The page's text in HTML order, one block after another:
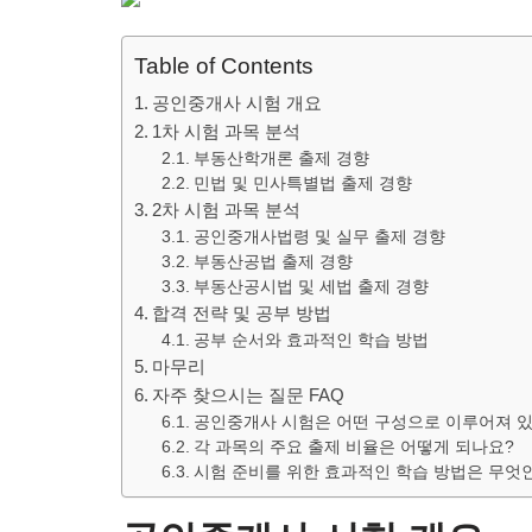
Table of Contents
공인중개사 시험 개요
1차 시험 과목 분석
부동산학개론 출제 경향
민법 및 민사특별법 출제 경향
2차 시험 과목 분석
공인중개사법령 및 실무 출제 경향
부동산공법 출제 경향
부동산공시법 및 세법 출제 경향
합격 전략 및 공부 방법
공부 순서와 효과적인 학습 방법
마무리
자주 찾으시는 질문 FAQ
공인중개사 시험은 어떤 구성으로 이루어져
각 과목의 주요 출제 비율은 어떻게 되나요?
시험 준비를 위한 효과적인 학습 방법은 무엇